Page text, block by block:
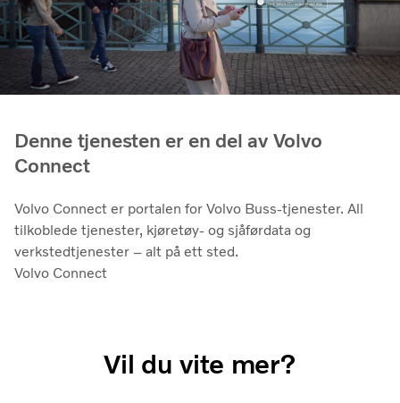
Denne tjenesten er en del av Volvo
Connect
Volvo Connect er portalen for Volvo Buss-tjenester. All
tilkoblede tjenester, kjøretøy- og sjåførdata og
verkstedtjenester – alt på ett sted.
Volvo Connect
Vil du vite mer?